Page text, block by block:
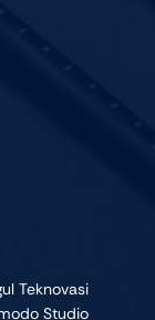
Teknovasi
Studio